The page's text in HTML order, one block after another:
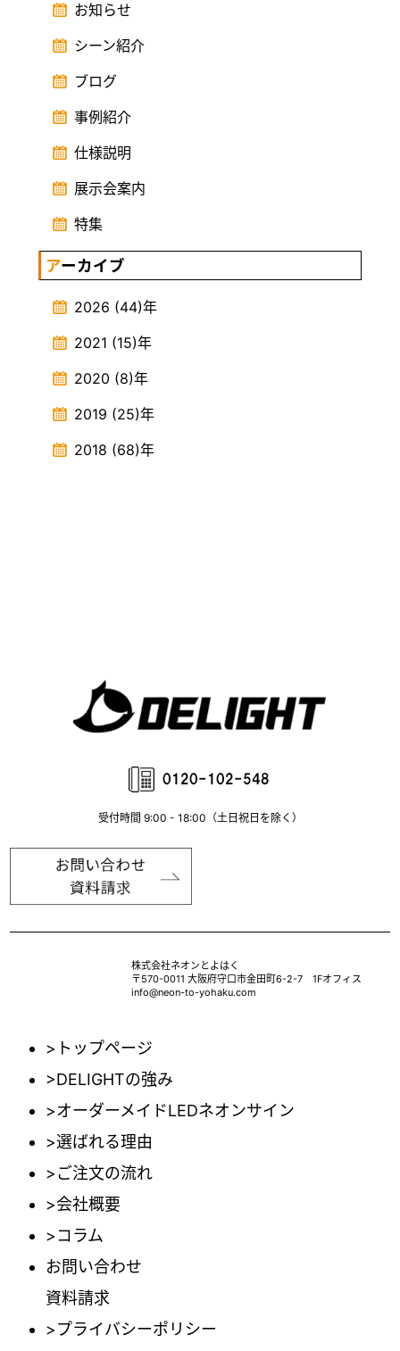
お知らせ
シーン紹介
ブログ
事例紹介
仕様説明
展示会案内
特集
アーカイブ
2026 (44)年
2021 (15)年
2020 (8)年
2019 (25)年
2018 (68)年
受付時間 9:00 - 18:00（土日祝日を除く）
株式会社ネオンとよはく
〒570-0011 大阪府守口市金田町6-2-7 1Fオフィス
info@neon-to-yohaku.com
>トップページ
>DELIGHTの強み
>オーダーメイドLEDネオンサイン
>選ばれる理由
>ご注文の流れ
>会社概要
>コラム
お問い合わせ
資料請求
>プライバシーポリシー